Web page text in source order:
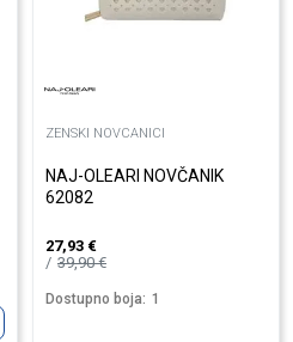
ZENSKI NOVCANICI
NAJ-OLEARI NOVČANIK
62082
27,93 €
39,90€
Dostupno boja: 1